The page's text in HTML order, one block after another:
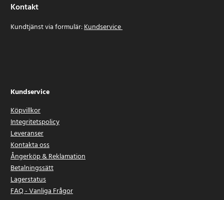
Kontakt
Kundtjänst via formulär:Kundservice
Kundservice
Köpvillkor
Integritetspolicy
Leveranser
Kontakta oss
Ångerköp & Reklamation
Betalningssätt
Lagerstatus
FAQ - Vanliga Frågor